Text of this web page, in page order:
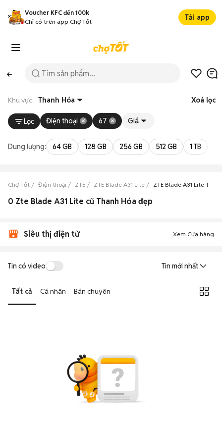
Voucher KFC đến 100k
Chỉ có trên app Chợ Tốt
Tải app
Khu vực: Thanh Hóa Xoá lọc
Lọc Điện thoại 67 Giá
Dung lượng: 64 GB 128 GB 256 GB 512 GB 1 TB
Chợ Tốt Điện thoại ZTE ZTE Blade A31 Lite ZTE Blade A31 Lite
0 Zte Blade A31 Lite cũ Thanh Hóa đẹp
Siêu thị điện tử Xem Cửa hàng
Tin có video Tin mới nhất
Tất cả Cá nhân Bán chuyên